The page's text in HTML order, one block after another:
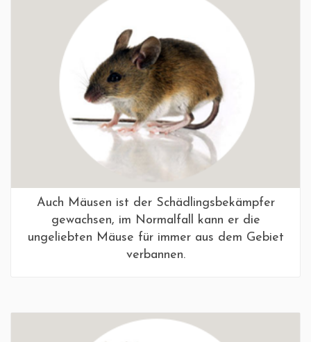
Auch Mäusen ist der Schädlingsbekämpfer
gewachsen, im Normalfall kann er die
ungeliebten Mäuse für immer aus dem Gebiet
verbannen.